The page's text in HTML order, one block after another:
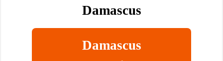
Damascus
Damascus